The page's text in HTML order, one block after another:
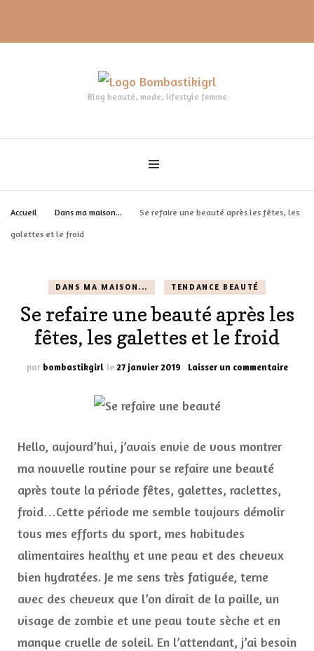
Blog beauté, mode, lifestyle femme
Accueil Dans ma maison... Se refaire une beauté après les fêtes, les
galettes et le froid
DANS MA MAISON... TENDANCE BEAUTÉ
Se refaire une beauté après les
fêtes, les galettes et le froid
par bombastikgirl le27 janvier 2019 Laisser un commentairesur
Hello, aujourd’hui, j’avais envie de vous montrer
ma nouvelle routine pour se refaire une beauté
après toute la période fêtes, galettes, raclettes,
froid…Cette période me semble toujours démolir
tous mes efforts du sport, mes habitudes
alimentaires healthy et une peau et des cheveux
bien hydratées. Je me sens très fatiguée, terne
avec des cheveux que l’on dirait de la paille, un
visage de zombie et une peau toute sèche et en
manque cruelle de soleil. En l’attendant, j’ai besoin